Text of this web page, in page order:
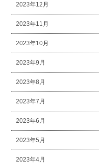
2023年12月
2023年11月
2023年10月
2023年9月
2023年8月
2023年7月
2023年6月
2023年5月
2023年4月